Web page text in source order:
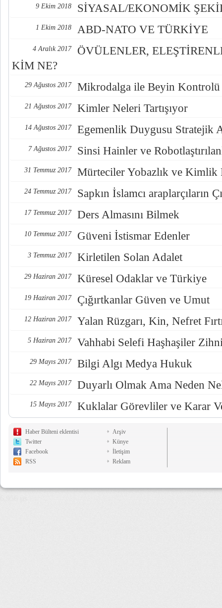
9 Ekim 2018 SİYASAL/EKONOMİK
1 Ekim 2018 ABD-NATO VE TÜRKİYE
4 Aralık 2017
ÖVÜLENLER,
KİM NE?
29 Ağustos 2017 Mikrodalga ile Beyin Kontrolü
21 Ağustos 2017 Kimler Neleri Tartışıyor
14 Ağustos 2017 Egemenlik Duygusu Stratejik
7 Ağustos 2017 Sinsi Hainler ve
31 Temmuz 2017 Mürteciler Yobazlık ve Kimlik
24 Temmuz 2017 Sapkın İslamcı araplarçıların
17 Temmuz 2017 Ders Almasını Bilmek
10 Temmuz 2017 Güveni İstismar Edenler
3 Temmuz 2017 Kirletilen Solan Adalet
29 Haziran 2017 Küresel Odaklar ve Türkiye
19 Haziran 2017 Çığırtkanlar Güven ve Umut
12 Haziran 2017 Yalan Rüzgarı, Kin, Nefret
5 Haziran 2017 Vahhabi Selefi Haşhaşiler
29 Mayıs 2017 Bilgi Algı Medya Hukuk
22 Mayıs 2017 Duyarlı Olmak Ama Neden
15 Mayıs 2017 Kuklalar Görevliler ve Karar
Haber Bülteni eklentisi
Twitter
Facebook
RSS
Arşiv
Künye
İletişim
Reklam